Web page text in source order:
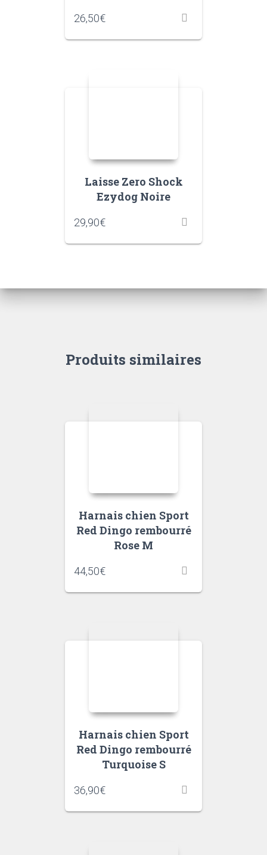
26,50€
Laisse Zero Shock
Ezydog Noire
29,90€
Produits similaires
Harnais chien Sport
Red Dingo rembourré
Rose M
44,50€
Harnais chien Sport
Red Dingo rembourré
Turquoise S
36,90€